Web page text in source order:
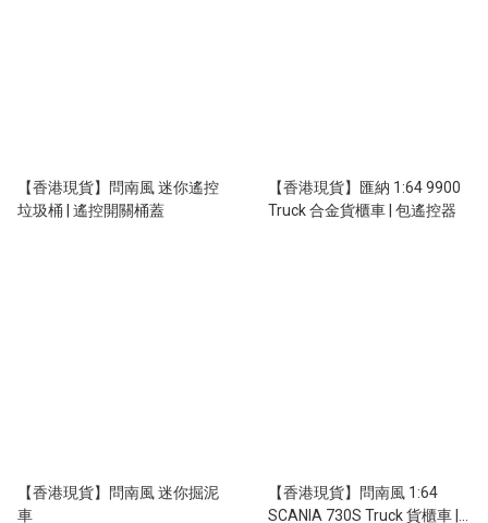
【香港現貨】問南風 迷你遙控
垃圾桶 | 遙控開關桶蓋
【香港現貨】匯納 1:64 9900
Truck 合金貨櫃車 | 包遙控器
【香港現貨】問南風 迷你掘泥
車
【香港現貨】問南風 1:64
SCANIA 730S Truck 貨櫃車 |